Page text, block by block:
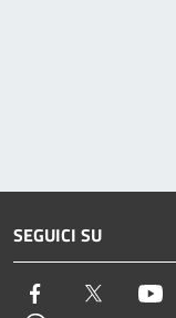
SEGUICI SU
Facebook Twitter